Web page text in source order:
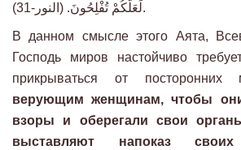
لَعَلَّكُمْ تُفْلِحُونَ. (النور-31).
В данном смысле этого Аята,
Господь миров настойчиво
прикрываться от посторонних
верующим женщинам, чтобы
взоры и оберегали свои
выставляют напоказ